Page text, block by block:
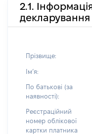
2.1.
декларування
Прізвище:
Імʼя:
По батькові (за
наявності):
Реєстраційний
номер облікової
картки платника